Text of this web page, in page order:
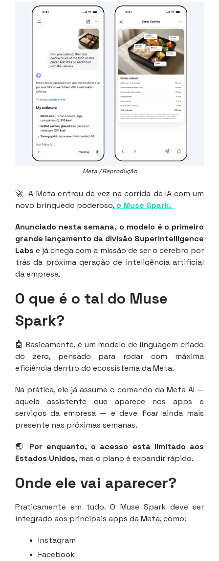
Meta / Reprodução
🚀 A Meta entrou de vez na corrida da IA com um
novo brinquedo poderoso, o Muse Spark.
Anunciado nesta semana, o modelo é o primeiro
grande lançamento da divisão Superintelligence
Labs e já chega com a missão de ser o cérebro por
trás da próxima geração de inteligência artificial
da empresa.
O que é o tal do Muse
Spark?
🤖 Basicamente, é um modelo de linguagem criado
do zero, pensado para rodar com máxima
eficiência dentro do ecossistema da Meta.
Na prática, ele já assume o comando da Meta AI —
aquela assistente que aparece nos apps e
serviços da empresa — e deve ficar ainda mais
presente nas próximas semanas.
🌏 Por enquanto, o acesso está limitado aos
Estados Unidos, mas o plano é expandir rápido.
Onde ele vai aparecer?
Praticamente em tudo. O Muse Spark deve ser
integrado aos principais apps da Meta, como:
Instagram
Facebook